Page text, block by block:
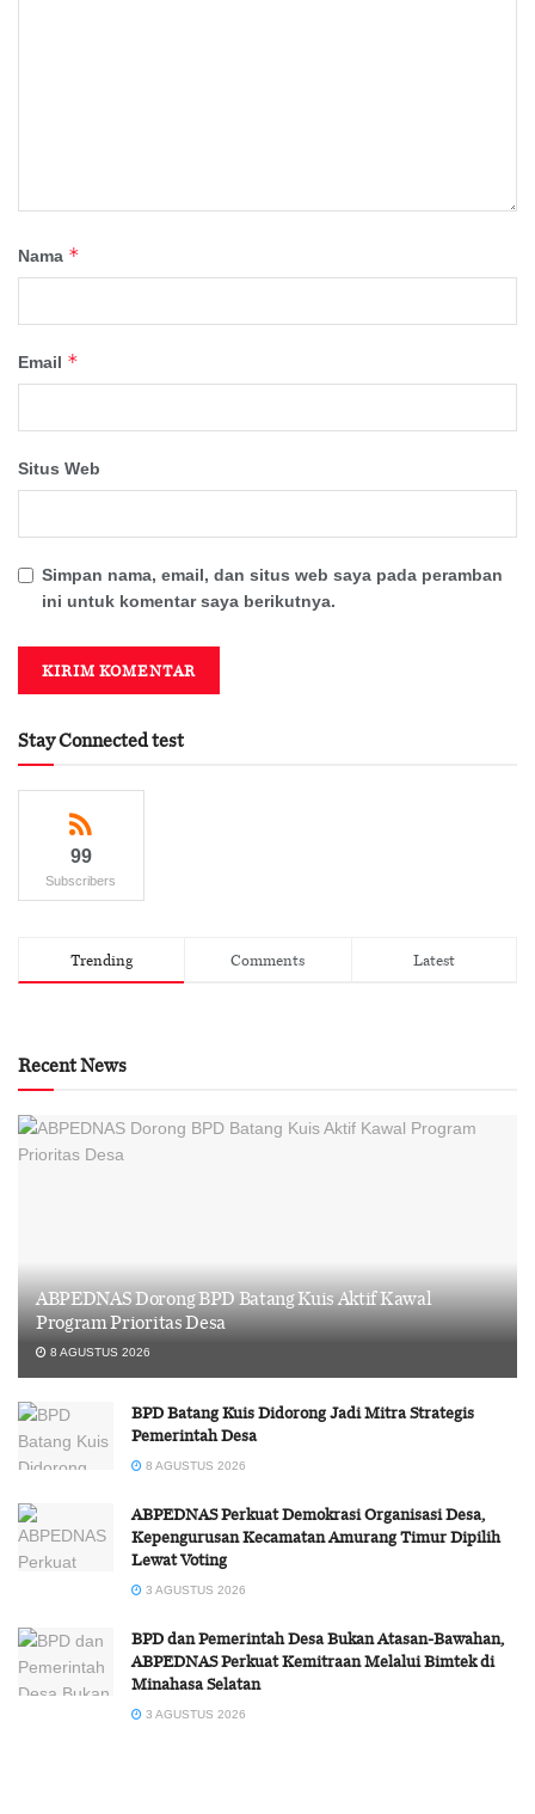
Nama *
Email *
Situs Web
Simpan nama, email, dan situs web saya pada peramban
ini untuk komentar saya berikutnya.
Stay Connected test
99
Subscribers
Trending Comments Latest
Recent News
ABPEDNAS Dorong BPD Batang Kuis Aktif Kawal
Program Prioritas Desa
8 AGUSTUS 2026
BPD Batang Kuis Didorong Jadi Mitra Strategis
Pemerintah Desa
8 AGUSTUS 2026
ABPEDNAS Perkuat Demokrasi Organisasi Desa,
Kepengurusan Kecamatan Amurang Timur Dipilih
Lewat Voting
3 AGUSTUS 2026
BPD dan Pemerintah Desa Bukan Atasan-Bawahan,
ABPEDNAS Perkuat Kemitraan Melalui Bimtek di
Minahasa Selatan
3 AGUSTUS 2026